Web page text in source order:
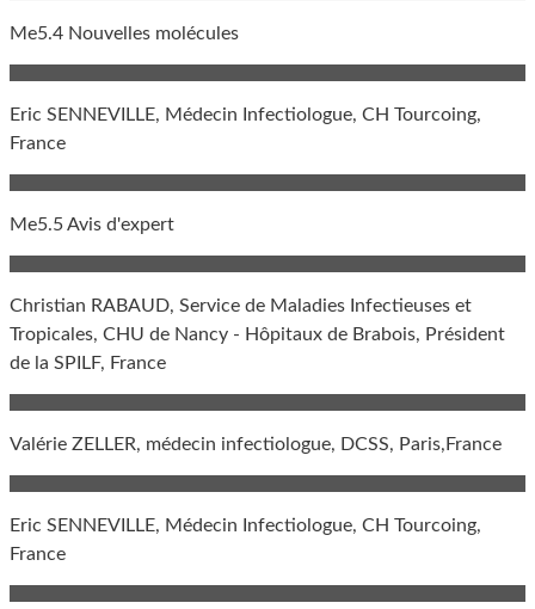
Me5.4 Nouvelles molécules
Eric SENNEVILLE, Médecin Infectiologue, CH Tourcoing,
France
Me5.5 Avis d'expert
Christian RABAUD, Service de Maladies Infectieuses et
Tropicales, CHU de Nancy - Hôpitaux de Brabois, Président
de la SPILF, France
Valérie ZELLER, médecin infectiologue, DCSS, Paris,France
Eric SENNEVILLE, Médecin Infectiologue, CH Tourcoing,
France